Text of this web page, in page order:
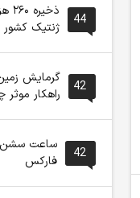
44
ژنتیک کشور
42
گرمایش
راهکار
42
ساعت
فارکس